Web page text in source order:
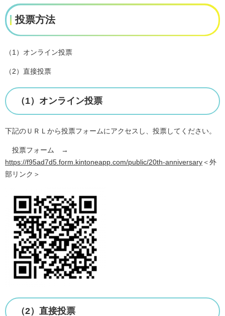
投票方法
（1）オンライン投票
（2）直接投票
（1）オンライン投票
下記のＵＲＬから投票フォームにアクセスし、投票してください。
投票フォーム →
https://f95ad7d5.form.kintoneapp.com/public/20th-anniversary＜外
部リンク＞
（2）直接投票